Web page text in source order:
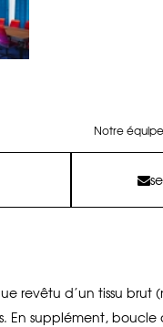
Notre
revêtu d’un tissu brut
En supplément,